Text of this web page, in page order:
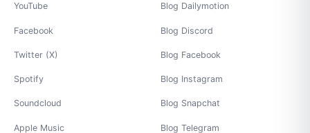
YouTube
Facebook
Twitter (X)
Spotify
Soundcloud
Apple Music
Blog Dailymotion
Blog Discord
Blog Facebook
Blog Instagram
Blog Snapchat
Blog Telegram